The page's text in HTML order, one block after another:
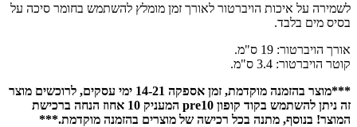
לשמירה על איכות הויברטור לאורך זמן מומלץ להשתמש בחומר סיכה על
בסיס מים בלבד.
אורך הויברטור: 19 ס"מ.
קוטר הויברטור: 3.4 ס"מ.
***מוצר בהזמנה מוקדמת, זמן אספקה 14-21 ימי עסקים, לרוכשים מוצר
זה ניתן להשתמש בקוד קופון pre10 המעניק 10 אחוז הנחה ברכישת
המוצר! בנוסף, מתנה בכל רכישה של מוצרים בהזמנה מוקדמת.***